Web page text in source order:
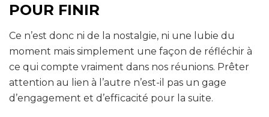
POUR FINIR
Ce n’est donc ni de la nostalgie, ni une lubie du
moment mais simplement une façon de réfléchir à
ce qui compte vraiment dans nos réunions. Prêter
attention au lien à l’autre n’est-il pas un gage
d’engagement et d’efficacité pour la suite.